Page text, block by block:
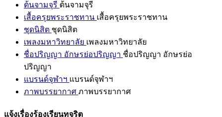
ต้นจามจุรี ต้นจามจุรี
เสื้อครุยพระราชทาน เสื้อครุยพระราชทาน
ชุดนิสิต ชุดนิสิต
เพลงมหาวิทยาลัย เพลงมหาวิทยาลัย
ชื่อปริญญา อักษรย่อปริญญา ชื่อปริญญา อักษรย่อ
ปริญญา
แบรนด์จุฬาฯ แบรนด์จุฬาฯ
ภาพบรรยากาศ ภาพบรรยากาศ
แจ้งเรื่องร้องเรียนทุจริต